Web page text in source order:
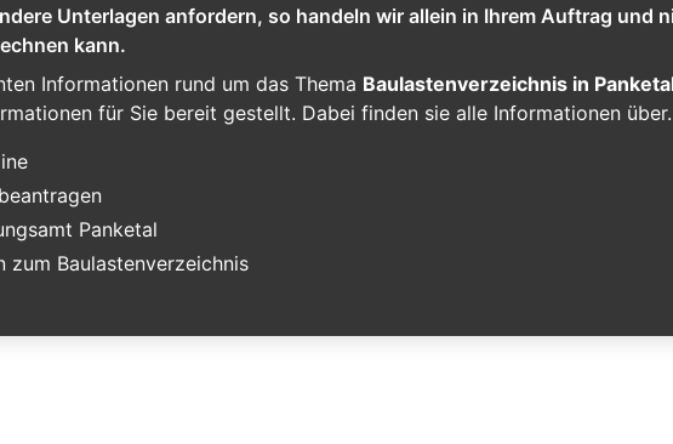
Unterlagen anfordern, so handeln wir allein in Ihrem Auftrag und
kann.
Informationen rund um das Thema Baulastenverzeichnis in
für Sie bereit gestellt. Dabei finden sie alle Informationen
Panketal
zum Baulastenverzeichnis